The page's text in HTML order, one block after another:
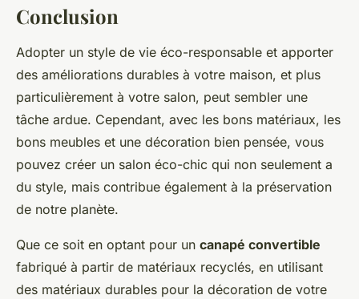
Conclusion
Adopter un style de vie éco-responsable et apporter
des améliorations durables à votre maison, et plus
particulièrement à votre salon, peut sembler une
tâche ardue. Cependant, avec les bons matériaux, les
bons meubles et une décoration bien pensée, vous
pouvez créer un salon éco-chic qui non seulement a
du style, mais contribue également à la préservation
de notre planète.
Que ce soit en optant pour un canapé convertible
fabriqué à partir de matériaux recyclés, en utilisant
des matériaux durables pour la décoration de votre